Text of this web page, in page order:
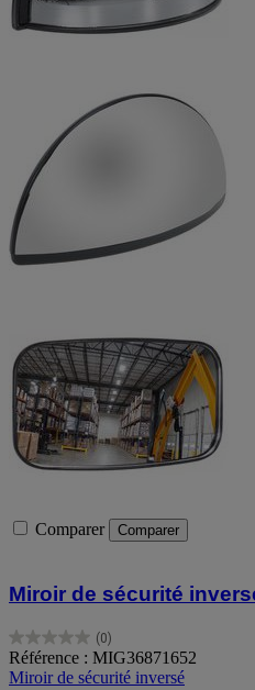
Comparer Comparer
Miroir de sécurité
(0)
0.0
sur
5
Référence : MIG36871652
Miroir de sécurité inversé